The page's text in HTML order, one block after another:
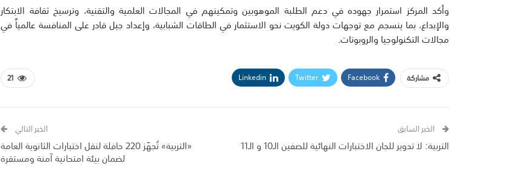
وأكد المركز استمرار جهوده في دعم الطلبة الموهوبين وتمكينهم في المجالات العلمية والتقنية، وترسيخ ثقافة الابتكار
والإبداع، بما ينسجم مع توجهات دولة الكويت نحو الاستثمار في الطاقات الشبابية، وإعداد جيل قادر على المنافسة عالمياً في
مجالات التكنولوجيا والروبوتات.
21 مشاركة Facebook
Twitter
Linkedin
الخبر السابق
التربية: لا تدوير للجان الاختبارات النهائية للصفين الـ10 و الـ11
الخبر التالي
«التربية» تُجهّز 220 حافلة لنقل اختبارات الثانوية العامة
لضمان بيئة امتحانية آمنة ومستقرة